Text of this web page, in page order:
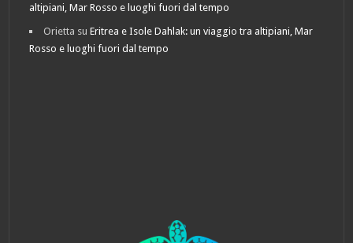
altipiani, Mar Rosso e luoghi fuori dal tempo
Orietta suEritrea e Isole Dahlak: un viaggio tra altipiani, Mar
Rosso e luoghi fuori dal tempo